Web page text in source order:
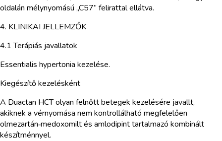
oldalán mélynyomású „C57” felirattal ellátva.
4. KLINIKAI JELLEMZŐK
4.1 Terápiás javallatok
Essentialis hypertonia kezelése.
Kiegészítő kezelésként
A Duactan HCT olyan felnőtt betegek kezelésére javallt,
akiknek a vérnyomása nem kontrollálható megfelelően
olmezartán‑medoxomilt és amlodipint tartalmazó kombinált
készítménnyel.